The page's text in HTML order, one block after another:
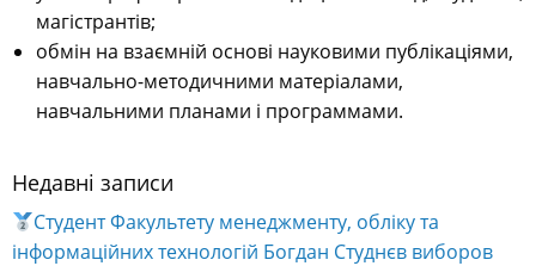
магістрантів;
обмін на взаємній основі науковими публікаціями,
навчально-методичними матеріалами,
навчальними планами і программами.
Недавні записи
Студент Факультету менеджменту, обліку та
інформаційних технологій Богдан Студнєв виборов